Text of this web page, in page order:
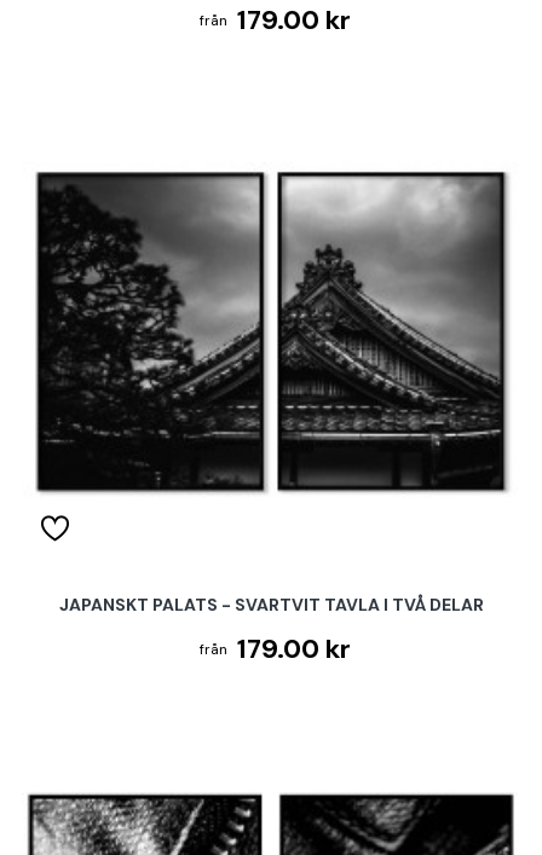
179.00 kr
JAPANSKT PALATS - SVARTVIT TAVLA I TVÅ DELAR
179.00 kr